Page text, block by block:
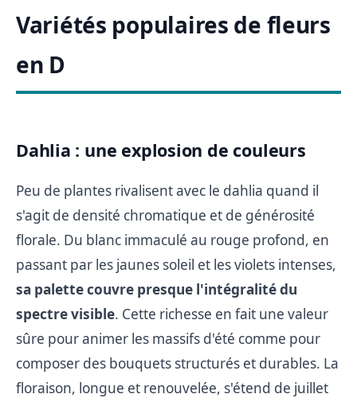
Variétés populaires de fleurs
en D
Dahlia : une explosion de couleurs
Peu de plantes rivalisent avec le dahlia quand il
s'agit de densité chromatique et de générosité
florale. Du blanc immaculé au rouge profond, en
passant par les jaunes soleil et les violets intenses,
sa palette couvre presque l'intégralité du
spectre visible. Cette richesse en fait une valeur
sûre pour animer les massifs d'été comme pour
composer des bouquets structurés et durables. La
floraison, longue et renouvelée, s'étend de juillet